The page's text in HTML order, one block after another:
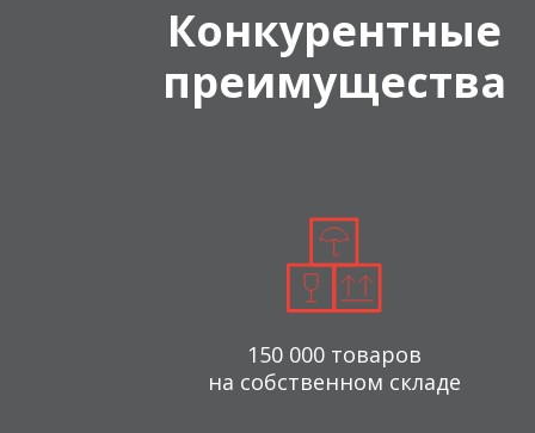
Конкурентные
преимущества
150 000 товаров
на собственном складе